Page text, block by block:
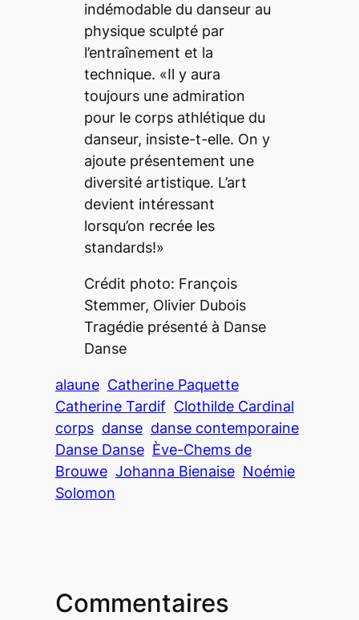
indémodable du danseur au
physique sculpté par
l’entraînement et la
technique. «Il y aura
toujours une admiration
pour le corps athlétique du
danseur, insiste-t-elle. On y
ajoute présentement une
diversité artistique. L’art
devient intéressant
lorsqu’on recrée les
standards!»
Crédit photo: François
Stemmer, Olivier Dubois
Tragédie présenté à Danse
Danse
alaune Catherine Paquette
Catherine Tardif Clothilde Cardinal
corps danse danse contemporaine
Danse Danse Ève-Chems de
Brouwe Johanna Bienaise Noémie
Solomon
Commentaires